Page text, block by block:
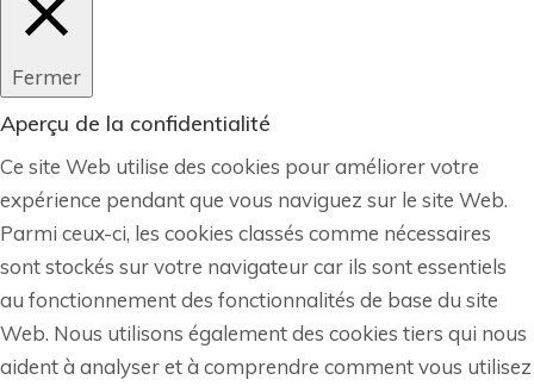
Fermer
Aperçu de la confidentialité
Ce site Web utilise des cookies pour améliorer votre
expérience pendant que vous naviguez sur le site Web.
Parmi ceux-ci, les cookies classés comme nécessaires
sont stockés sur votre navigateur car ils sont essentiels
au fonctionnement des fonctionnalités de base du site
Web. Nous utilisons également des cookies tiers qui nous
aident à analyser et à comprendre comment vous utilisez